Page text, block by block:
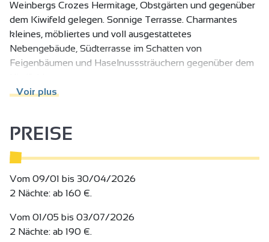
Weinbergs Crozes Hermitage, Obstgärten und gegenüber
dem Kiwifeld gelegen. Sonnige Terrasse. Charmantes
kleines, möbliertes und voll ausgestattetes
Nebengebäude, Südterrasse im Schatten von
Feigenbäumen und Haselnusssträuchern gegenüber dem
1 Schlafzimmer mit 2 Einzelbetten (90 cm), Stauraum,
die Drôme und die Ardèche zu besuchen. Das kleine Tinal
ist ein 36m2 großes Nebengebäude des großen Tinal.
Es befindet sich auf einem Anwesen, das mehrere
Mietobjekte umfasst.
Vermietung pro Woche, pro Monat oder pro zwei Wochen,
Gegend kommen oder für ein zentrales Standbein für
Besuche in der Drôme Adèche.
Voir plus
PREISE
Vom 09/01 bis 30/04/2026
2 Nächte: ab 160 €.
Vom 01/05 bis 03/07/2026
2 Nächte: ab 190 €.